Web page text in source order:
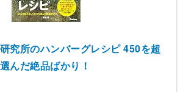
究所のハンバーグレシピ 450を超
んだ絶品ばかり！